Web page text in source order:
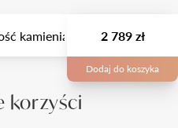
kamienia Opis
2 789 zł
Dodaj do koszyka
korzyści